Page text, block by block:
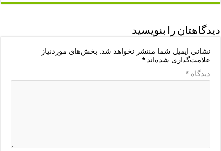
دیدگاهتان را بنویسید
نشانی ایمیل شما منتشر نخواهد شد. بخش‌های موردنیاز
علامت‌گذاری شده‌اند*
دیدگاه*